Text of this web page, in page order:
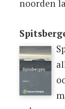
noorden